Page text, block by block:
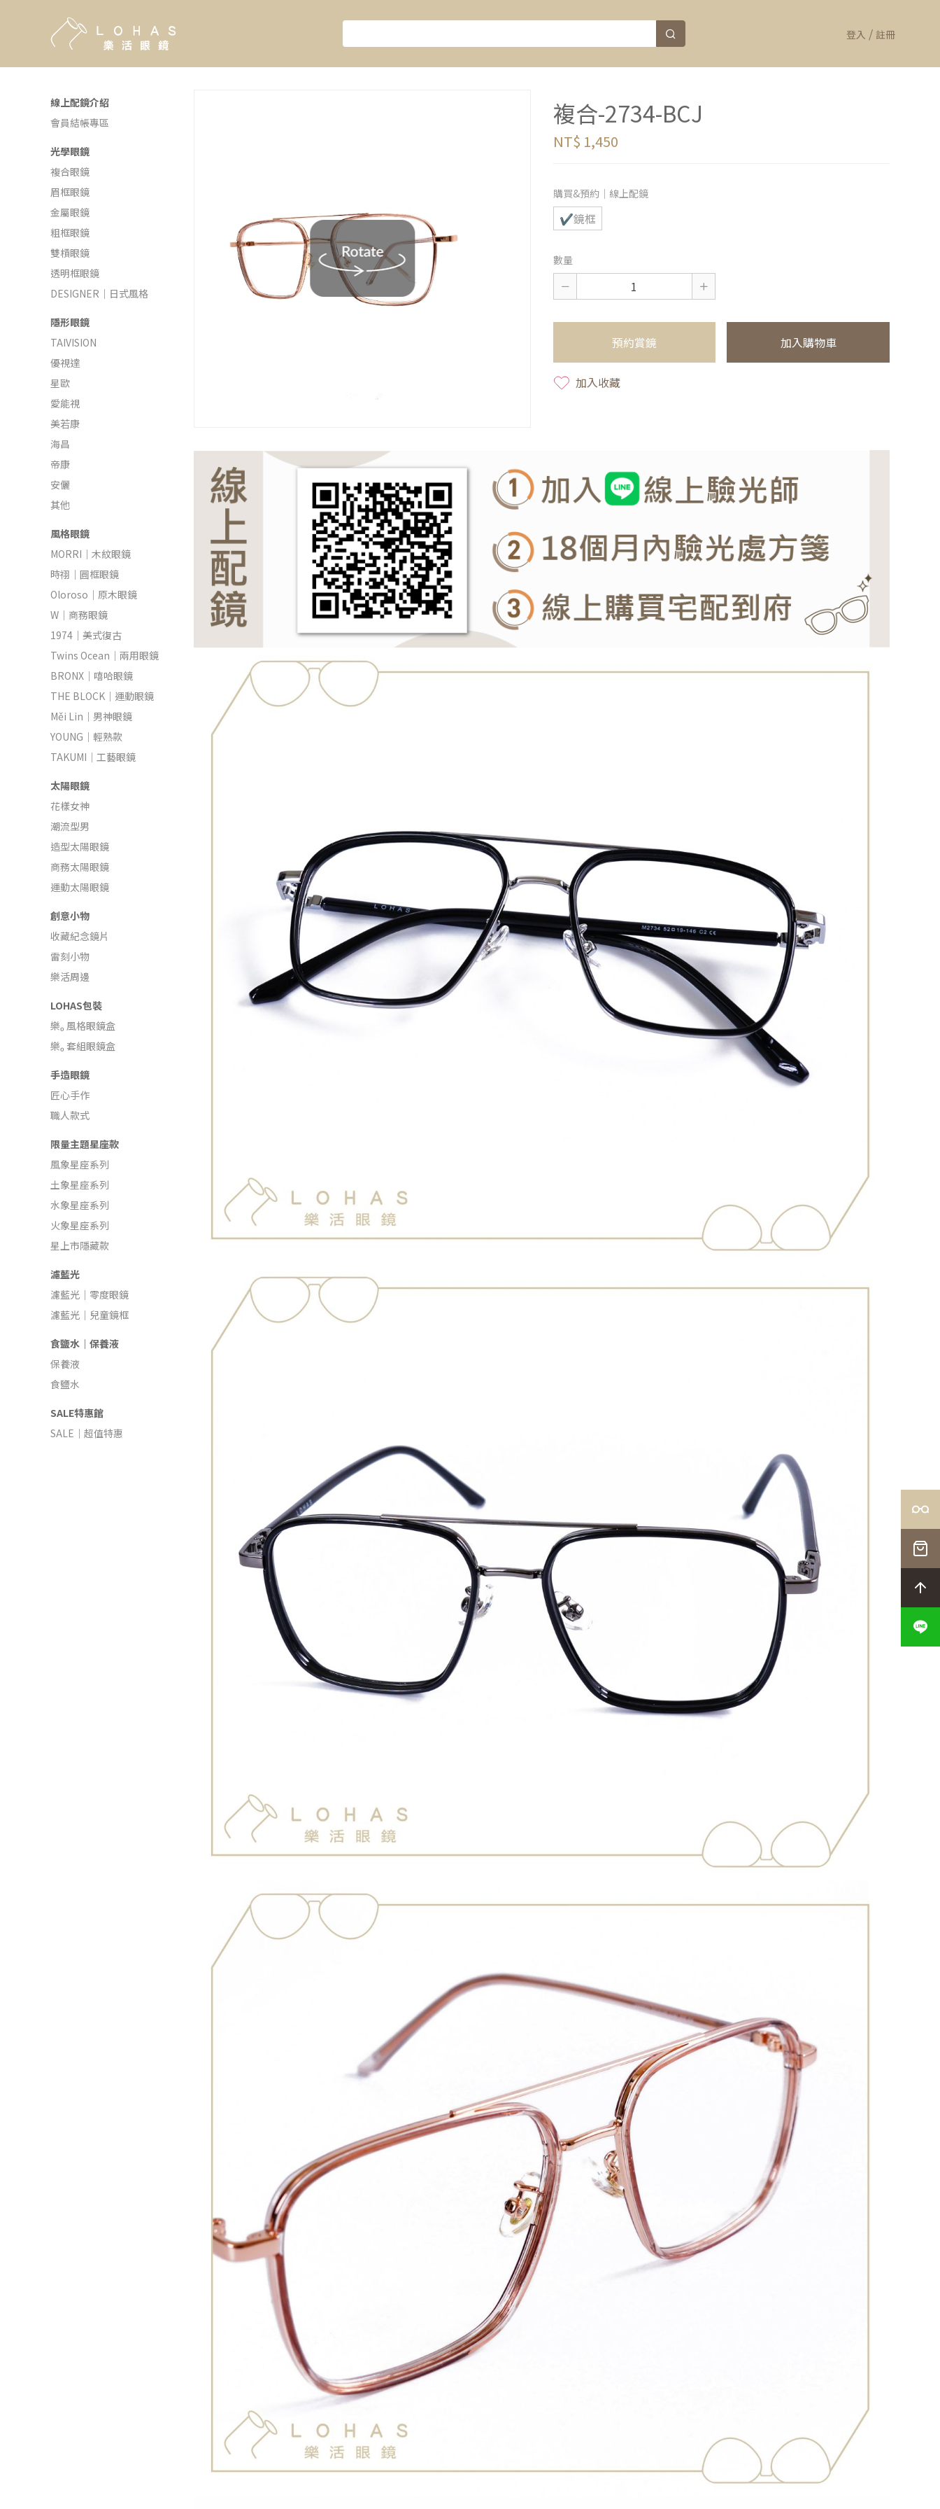
登入 / 註冊
線上配鏡介紹
會員結帳專區
光學眼鏡
複合眼鏡
眉框眼鏡
金屬眼鏡
粗框眼鏡
雙槓眼鏡
透明框眼鏡
DESIGNER｜日式風格
隱形眼鏡
TAIVISION
優視達
星歐
愛能視
美若康
海昌
帝康
安儷
其他
風格眼鏡
MORRI｜木紋眼鏡
時祤｜圓框眼鏡
Oloroso｜原木眼鏡
W｜商務眼鏡
1974｜美式復古
Twins Ocean｜兩用眼鏡
BRONX｜嘻哈眼鏡
THE BLOCK｜運動眼鏡
Měi Lin｜男神眼鏡
YOUNG｜輕熟款
TAKUMI｜工藝眼鏡
太陽眼鏡
花樣女神
潮流型男
造型太陽眼鏡
商務太陽眼鏡
運動太陽眼鏡
創意小物
收藏紀念鏡片
雷刻小物
樂活周邊
LOHAS包裝
樂ₒ 風格眼鏡盒
樂ₒ 套組眼鏡盒
手造眼鏡
匠心手作
職人款式
限量主題星座款
風象星座系列
土象星座系列
水象星座系列
火象星座系列
星上市隱藏款
濾藍光
濾藍光｜零度眼鏡
濾藍光｜兒童鏡框
食鹽水｜保養液
保養液
食鹽水
SALE特惠館
SALE｜超值特惠
複合-2734-BCJ
NT$ 1,450
購買&預約｜線上配鏡
✔鏡框
數量
加入收藏
預約賞鏡 加入購物車